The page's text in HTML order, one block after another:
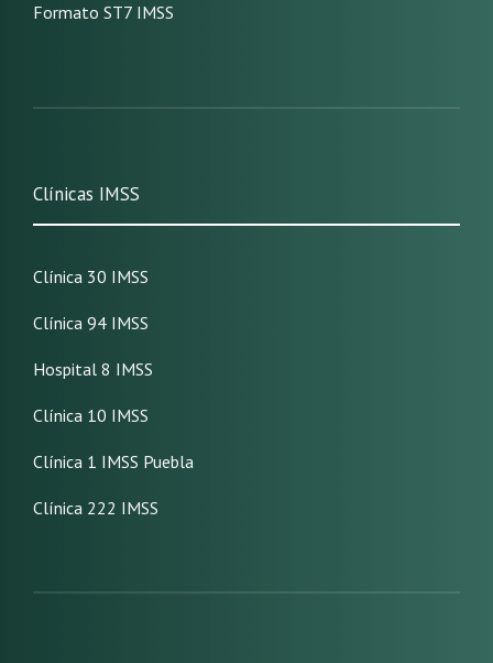
Formato ST7 IMSS
Clínicas IMSS
Clínica 30 IMSS
Clínica 94 IMSS
Hospital 8 IMSS
Clínica 10 IMSS
Clínica 1 IMSS Puebla
Clínica 222 IMSS